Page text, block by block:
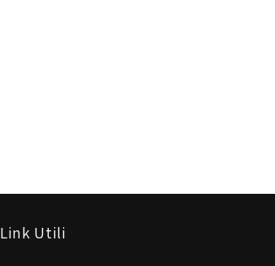
Link Utili